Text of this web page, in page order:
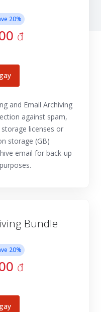
20%
đ
and Email Archiving
against spam,
licenses or
storage (GB)
email for back-up
Bundle
20%
đ